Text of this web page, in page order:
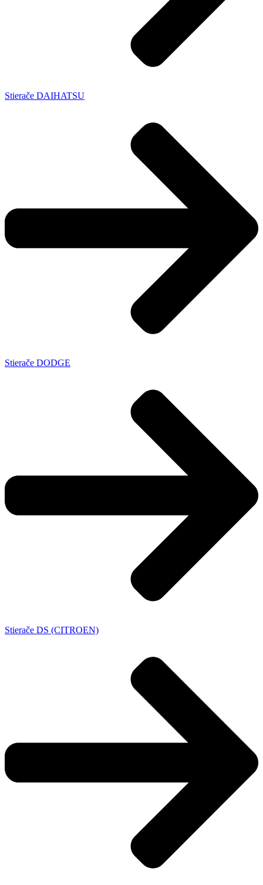
Stierače DAIHATSU
Stierače DODGE
Stierače DS (CITROEN)